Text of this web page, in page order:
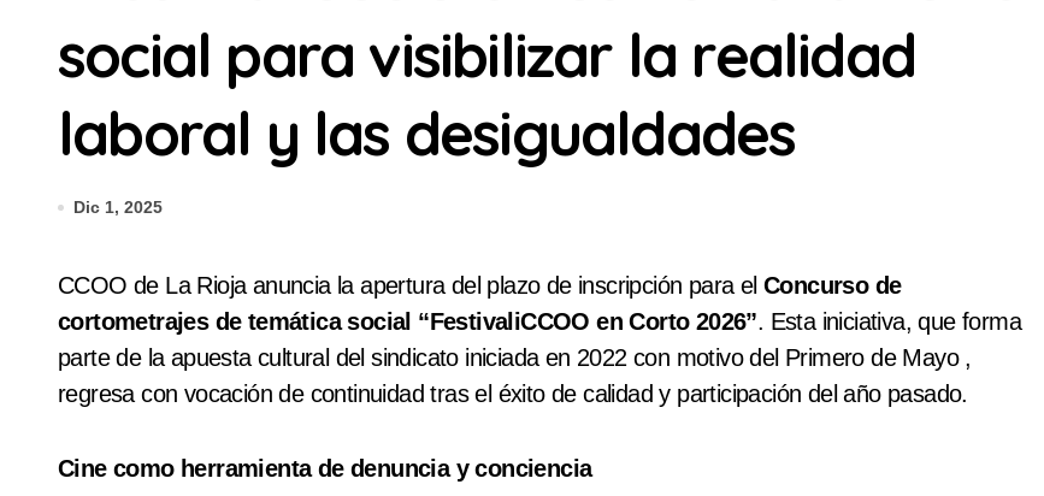
social para visibilizar la realidad
laboral y las desigualdades
Dic 1, 2025
CCOO de La Rioja anuncia la apertura del plazo de inscripción para elConcurso de
cortometrajes de temática social “FestivaliCCOO en Corto 2026”. Esta iniciativa, que forma
parte de la apuesta cultural del sindicato iniciada en 2022 con motivo del Primero de Mayo ,
regresa con vocación de continuidad tras el éxito de calidad y participación del año pasado.
Cine como herramienta de denuncia y conciencia